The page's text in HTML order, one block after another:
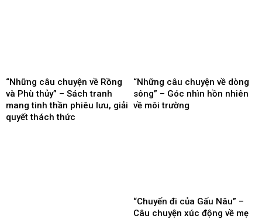
“Những câu chuyện về Rồng
và Phù thủy” – Sách tranh
mang tinh thần phiêu lưu, giải
quyết thách thức
“Những câu chuyện về dòng
sông” – Góc nhìn hồn nhiên
về môi trường
“Chuyến đi của Gấu Nâu” –
Câu chuyện xúc động về mẹ